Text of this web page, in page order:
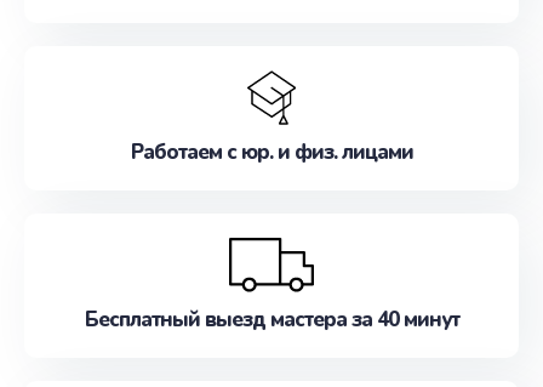
Работаем с юр. и физ. лицами
Бесплатный выезд мастера за 40 минут